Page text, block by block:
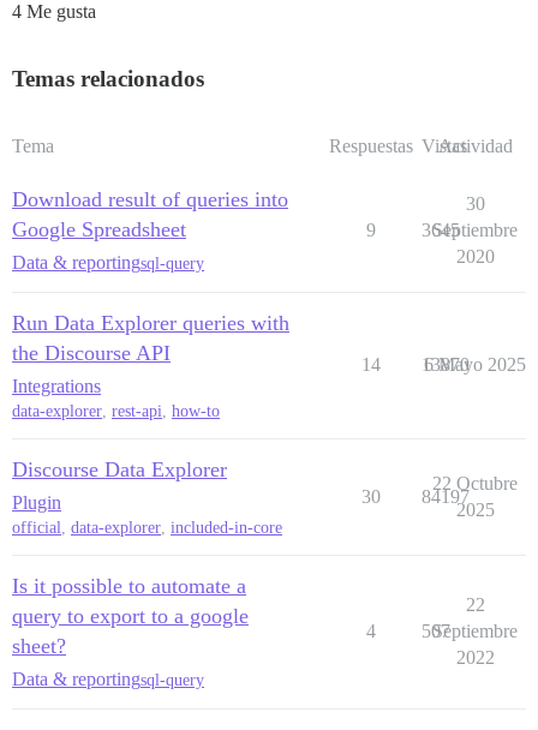
4 Me gusta
Temas relacionados
Tema Respuestas Vistas
Actividad
Download result of queries into
Google Spreadsheet
Data & reportingsql-query
9 3645
30
Septiembre
2020
Run Data Explorer queries with
the Discourse API
Integrations
data-explorer, rest-api, how-to
14 13870
6 Mayo 2025
Discourse Data Explorer
Plugin
official, data-explorer, included-in-core
30 84197
22 Octubre
2025
Is it possible to automate a
query to export to a google
sheet?
Data & reportingsql-query
4 507
22
Septiembre
2022